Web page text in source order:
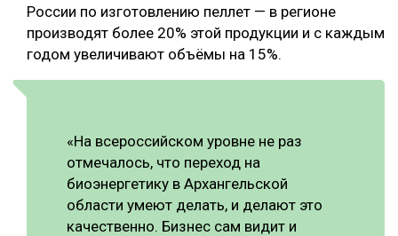
России по изготовлению пеллет — в регионе
производят более 20% этой продукции и с каждым
годом увеличивают объёмы на 15%.
«На всероссийском уровне не раз
отмечалось, что переход на
биоэнергетику в Архангельской
области умеют делать, и делают это
качественно. Бизнес сам видит и